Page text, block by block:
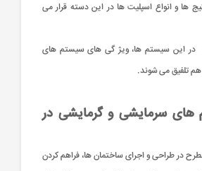
ها و انواع اسپلیت ها در این دسته قرار می
:در این سیستم ها، ویژ گی های سیستم های
تلفیق می شوند.
های سرمایشی و گرمایشی در
در طراحی و اجرای ساختمان ها، فراهم کردن